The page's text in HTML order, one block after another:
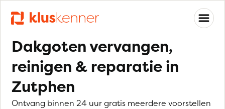
Dakgoten vervangen,
reinigen & reparatie in
Zutphen
Ontvang binnen 24 uur gratis meerdere voorstellen